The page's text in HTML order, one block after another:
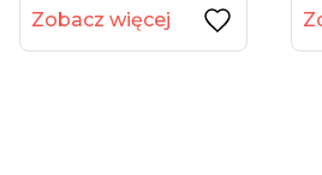
Zobacz więcej